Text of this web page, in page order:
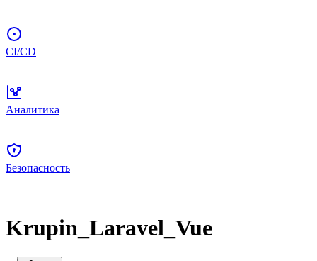
CI/CD
Аналитика
Безопасность
Krupin_Laravel_Vue